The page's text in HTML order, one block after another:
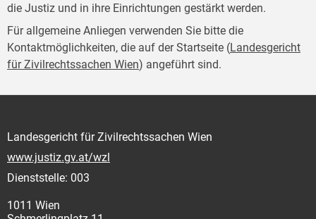
die Justiz und in ihre Einrichtungen gestärkt werden.
Für allgemeine Anliegen verwenden Sie bitte die
Kontaktmöglichkeiten, die auf der Startseite (Landesgericht
für Zivilrechtssachen Wien) angeführt sind.
Landesgericht für Zivilrechtssachen Wien
www.justiz.gv.at/wzl
Dienststelle: 003
1011 Wien